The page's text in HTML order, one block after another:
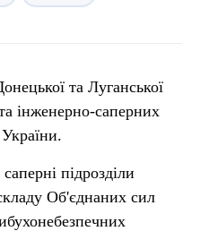
та Луганської
інженерно-саперних
підрозділи
Об'єднаних сил